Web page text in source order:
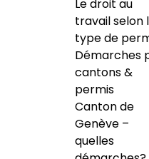
Le droit au
travail selon
type de
Démarches
cantons &
permis
Canton de
Genève –
quelles